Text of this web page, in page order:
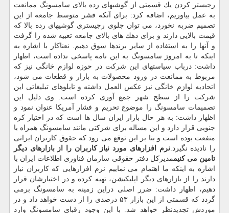
رجیستر كردن یك قسمتی از گوشیهای رده بالای سامسونگ ممانعت
به عمل بیاوریم، اضافه كرد: برای آنكه قشر متوسط جامعه از این
تصمیم ضربه نخورد، می توان جلوی رجیستری گوشیهای رده بالا كه
قیمت بالایی دارند و برای دهك های بالای جامعه تعبیه شده را گرفت
و آنها را به استفاده از سایر برندها سوق دهیم. نعناكار با اشاره به
اینكه تا به امروز سامسونگ به این نامه پاسخی نداده است، اظهار
داشت: درباب سیاستهای این شركت در حوزه لوازم خانگی نیز كه
مربوط به ممانعت در ورود محصولات به بازار و قطعات می شود،
اتحادیه لوازم خانگی نیز عكس العمل داشته و تابلوهای تبلیغاتی این
شركت را از سطح شهر جمع آوری كرده است. وی دلیل این
تصمیمات سامسونگ را موضوع تحریم و فشار آمریكا عنوان نمود و
اظهار داشت: به هر حال بازار ایران سال ها است كه در اختیار كره
جنوبی قرار دارد و این مساله برای شركتی مانند سامسونگ همراه با
منفعت بوده است و بنا بر این توقع می رود كه حقوق كاربران ایرانی
را نادیده نگیرد.نرم افزارهای مورد نیاز كاربران را از بازارهای دیگر
تامین می كنیممدیركل دفتر حقوقی سازمان فناوری اطلاعات ایران با
اشاره به اینكه ما اهتمام می نماییم نرم افزارهایی كه كاربران نیاز
دارند را از بازارهای دیگر اپلیكیشن، تهیه كرده و در اختیارشان قرار
دهیم، اظهار داشت: ضرر اصلی دراین زمینه به سامسونگ برمی
گردد كه قسمتی از این بازار ۵۳ درصدی را از دست خواهد داد و در
موردش تجدیدنظر خواهد شد. با این وجود رقبای سامسونگ وارد